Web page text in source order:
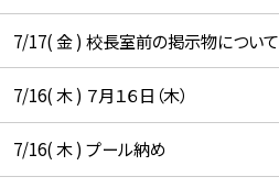
7/17( 金 ) 校長室前の掲示物について
7/16( 木 ) ７月１６日（木）
7/16( 木 ) プール納め